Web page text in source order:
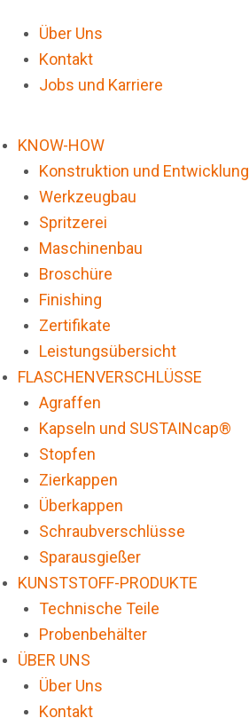
Über Uns
Kontakt
Jobs und Karriere
KNOW-HOW
Konstruktion und Entwicklung
Werkzeugbau
Spritzerei
Maschinenbau
Broschüre
Finishing
Zertifikate
Leistungsübersicht
FLASCHENVERSCHLÜSSE
Agraffen
Kapseln und SUSTAINcap®
Stopfen
Zierkappen
Überkappen
Schraubverschlüsse
Sparausgießer
KUNSTSTOFF-PRODUKTE
Technische Teile
Probenbehälter
ÜBER UNS
Über Uns
Kontakt